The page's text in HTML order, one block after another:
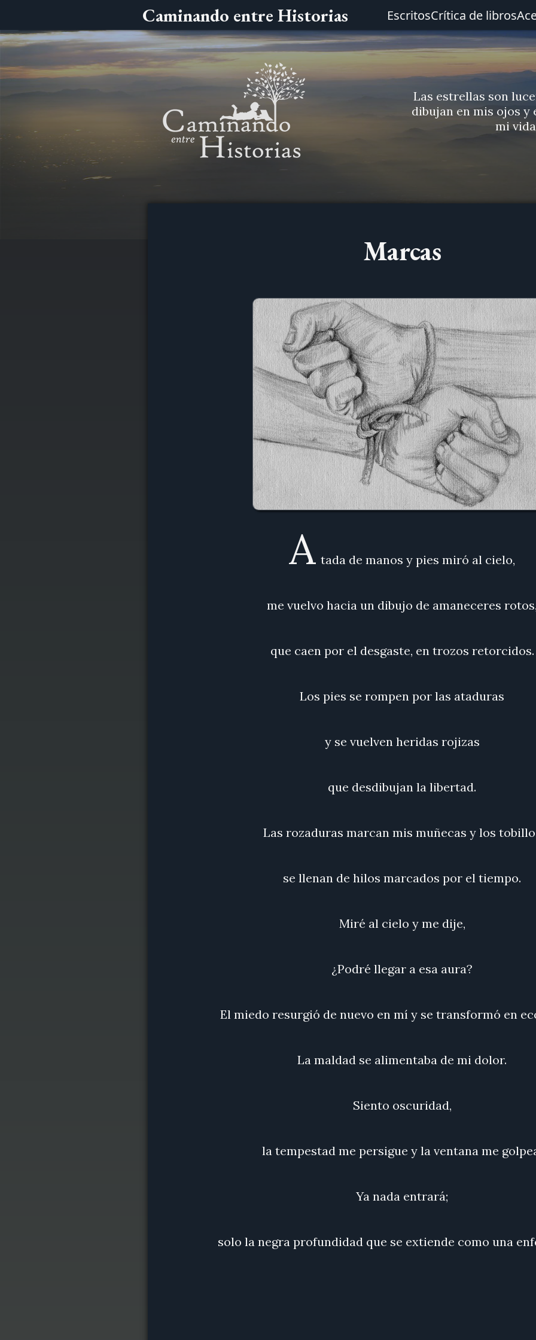
Caminando entre Historias EscritosCrítica de libros
Las estrellas son
dibujan en mis ojos y
mi
Marcas
A tada de manos y pies miró al cielo,
me vuelvo hacia un dibujo de amaneceres
que caen por el desgaste, en trozos retorcidos.
Los pies se rompen por las ataduras
y se vuelven heridas rojizas
que desdibujan la libertad.
Las rozaduras marcan mis muñecas y los
se llenan de hilos marcados por el tiempo.
Miré al cielo y me dije,
¿Podré llegar a esa aura?
El miedo resurgió de nuevo en mí y se transformó en
La maldad se alimentaba de mi dolor.
Siento oscuridad,
la tempestad me persigue y la ventana me
Ya nada entrará;
solo la negra profundidad que se extiende como una